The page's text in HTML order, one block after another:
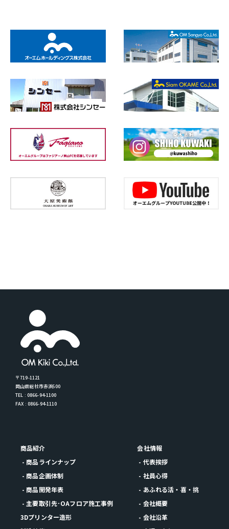
〒719-1121
岡山県総社市赤浜500
TEL : 0866-94-1100
FAX : 0866-94-1110
商品紹介
- 商品ラインナップ
- 商品企画体制
- 商品開発年表
- 主要取引先･OAフロア施工事例
3Dプリンター造形
会社情報
- 代表挨拶
- 社員心得
- あふれる活・喜・挑
- 会社概要
- 会社沿革